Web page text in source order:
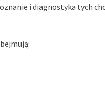
i diagnostyka tych